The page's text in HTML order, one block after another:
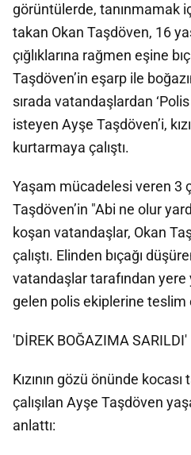
görüntülerde, tanınmamak
takan Okan Taşdöven, 16
çığlıklarına rağmen eşine
Taşdöven’in eşarp ile
sırada vatandaşlardan ‘Polis
isteyen Ayşe Taşdöven’i,
kurtarmaya çalıştı.
Yaşam mücadelesi veren 3
Taşdöven’in "Abi ne olur
koşan vatandaşlar, Okan
çalıştı. Elinden bıçağı
vatandaşlar tarafından yere
gelen polis ekiplerine teslim
'DİREK BOĞAZIMA SARILDI'
Kızının gözü önünde
çalışılan Ayşe Taşdöven
anlattı: